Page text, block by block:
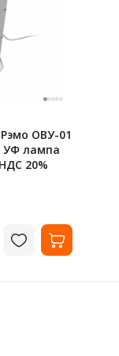
ОВУ-01
УФ лампа
20%